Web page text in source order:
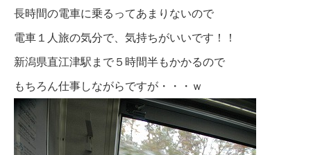
長時間の電車に乗るってあまりないので
電車１人旅の気分で、気持ちがいいです！！
新潟県直江津駅まで５時間半もかかるので
もちろん仕事しながらですが・・・ｗ